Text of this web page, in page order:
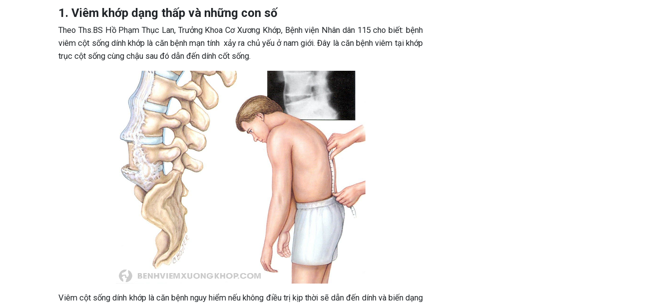
1. Viêm khớp dạng thấp và những con số
Theo Ths.BS Hồ Phạm Thục Lan, Trưởng Khoa Cơ Xương Khớp, Bệnh viện Nhân dân 115 cho biết: bệnh
viêm cột sống dính khớp là căn bệnh mạn tính xảy ra chủ yếu ở nam giới. Đây là căn bệnh viêm tại khớp
trục cột sống cùng chậu sau đó dẫn đến dính cốt sống.
Viêm cột sống dính khớp là căn bệnh nguy hiểm nếu không điều trị kịp thời sẽ dẫn đến dính và biến dạng